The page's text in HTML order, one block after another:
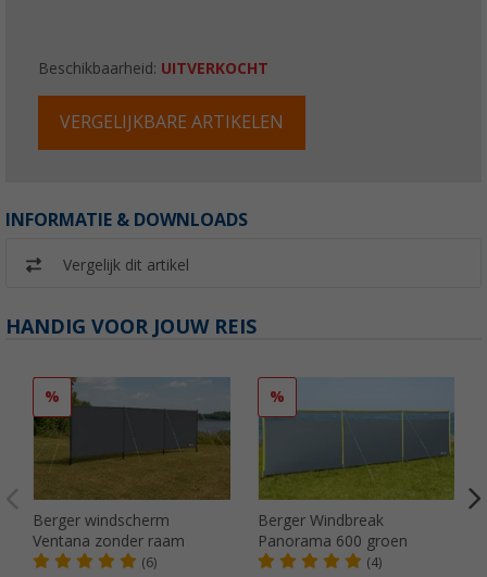
Beschikbaarheid: UITVERKOCHT
VERGELIJKBARE ARTIKELEN
INFORMATIE & DOWNLOADS
Vergelijk dit artikel
HANDIG VOOR JOUW REIS
%
Berger windscherm
Ventana zonder raam
(6)
%
Berger Windbreak
Panorama 600 groen
(4)